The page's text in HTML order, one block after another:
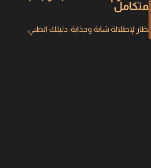
لإطلالة شابة وجذابة: دليلك الطبي